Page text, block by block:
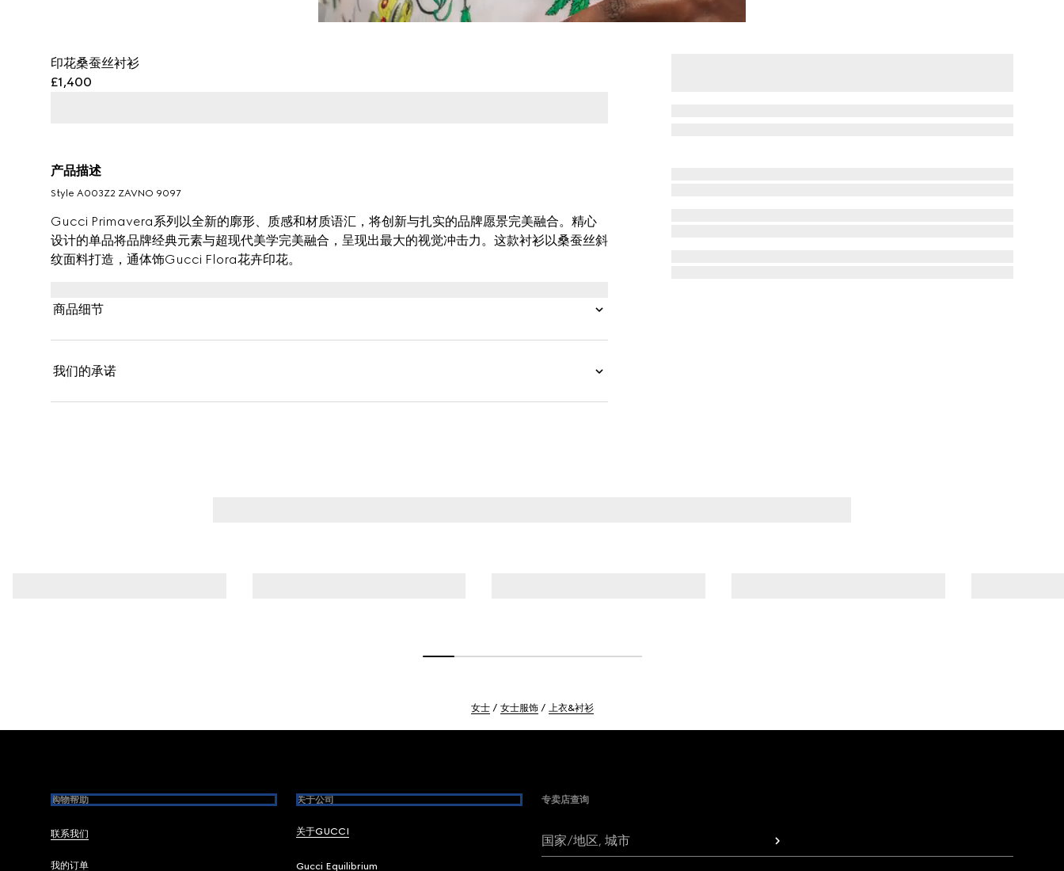
印花桑蚕丝衬衫
£1,400
产品描述
Style ‎A003Z2 ZAVNO 9097
Gucci Primavera系列以全新的廓形、质感和材质语汇，将创新与扎实的品牌愿景完美融合。精心
设计的单品将品牌经典元素与超现代美学完美融合，呈现出最大的视觉冲击力。这款衬衫以桑蚕丝斜
纹面料打造，通体饰Gucci Flora花卉印花。
商品细节
我们的承诺
女士 女士服饰 上衣&衬衫
购物帮助
联系我们
我的订单
关于公司
关于GUCCI
Gucci Equilibrium
专卖店查询
国家/地区, 城市